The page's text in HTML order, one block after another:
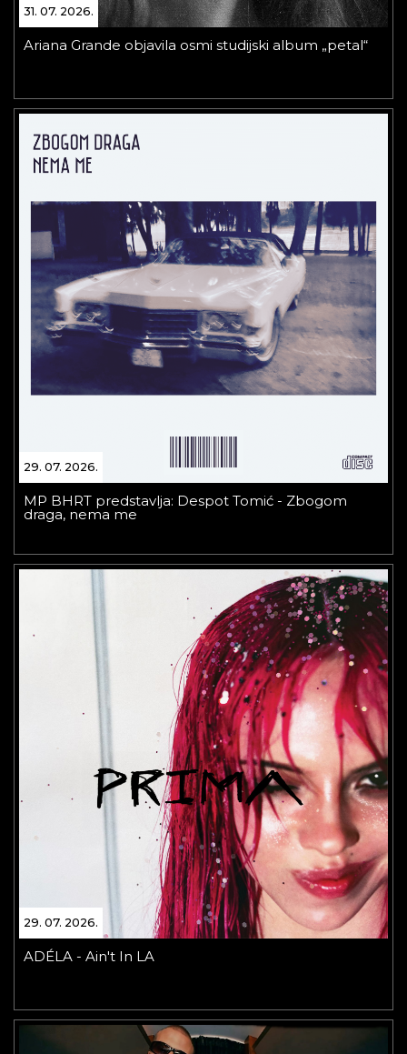
31. 07. 2026.
Ariana Grande objavila osmi studijski album „petal“
29. 07. 2026.
MP BHRT predstavlja: Despot Tomić - Zbogom
draga, nema me
29. 07. 2026.
ADÉLA - Ain't In LA